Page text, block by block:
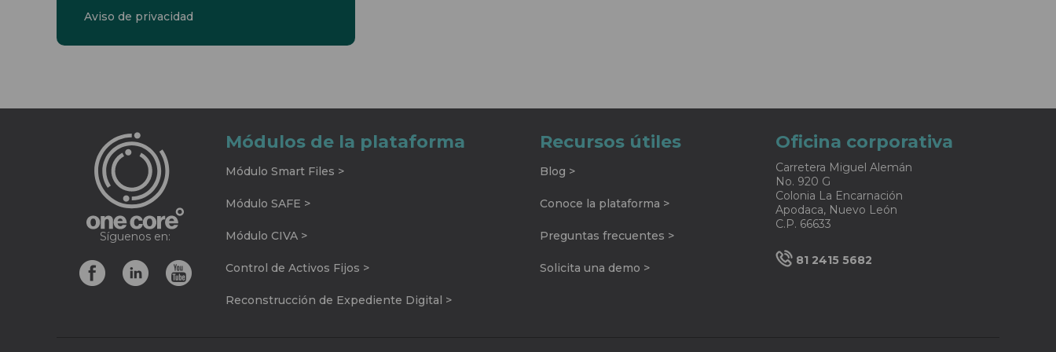
Aviso de privacidad
Síguenos en:
Módulos de la plataforma
Módulo Smart Files >
Módulo SAFE >
Módulo CIVA >
Control de Activos Fijos >
Reconstrucción de Expediente Digital >
Recursos útiles
Blog >
Conoce la plataforma >
Preguntas frecuentes >
Solicita una demo >
Oficina corporativa
Carretera Miguel Alemán
No. 920 G
Colonia La Encarnación
Apodaca, Nuevo León
C.P. 66633
81 2415 5682